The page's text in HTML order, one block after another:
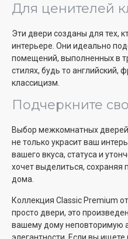
Для ценителей
Эти двери созданы для тех,
интерьере. Они идеально
помещений, выполненных в
стилях, будь то английский,
классицизм.
Подчеркните
Выбор межкомнатных
не только украсит ваш
вашего вкуса, статуса и
хочет выделиться, сохраняя
дома.
Коллекция Classic Premium
просто двери, это
вашему дому неповторимую